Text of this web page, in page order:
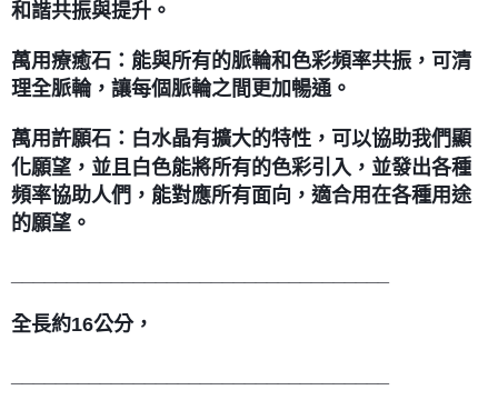
和諧共振與提升。
萬用療癒石：能與所有的脈輪和色彩頻率共振，可清
理全脈輪，讓每個脈輪之間更加暢通。⁡
萬用許願石：白水晶有擴大的特性，可以協助我們顯
化願望，並且白色能將所有的色彩引入，並發出各種
頻率協助人們，能對應所有面向，適合用在各種用途
的願望。
全長約16公分，